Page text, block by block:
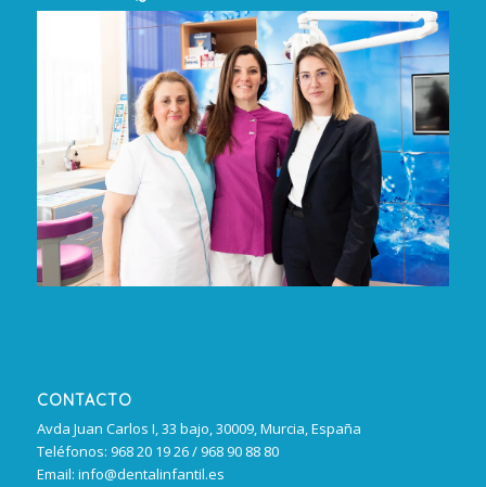
CONTACTO
Avda Juan Carlos I, 33 bajo, 30009, Murcia, España
Teléfonos: 968 20 19 26 / 968 90 88 80
Email: info@dentalinfantil.es